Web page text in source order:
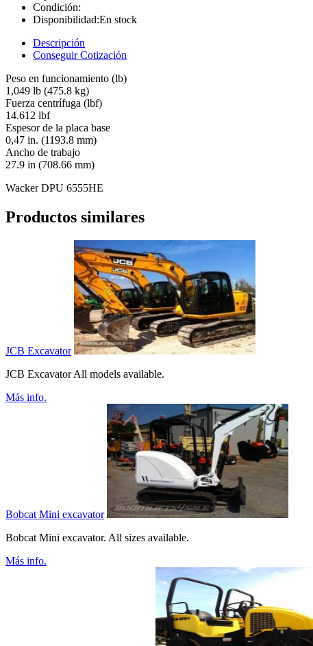
Condición:
Disponibilidad:En stock
Descripción
Conseguir Cotización
Peso en funcionamiento (lb)
1,049 lb (475.8 kg)
Fuerza centrífuga (lbf)
14.612 lbf
Espesor de la placa base
0,47 in. (1193.8 mm)
Ancho de trabajo
27.9 in (708.66 mm)
Wacker DPU 6555HE
Productos similares
JCB Excavator
JCB Excavator All models available.
Más info.
Bobcat Mini excavator
Bobcat Mini excavator. All sizes available.
Más info.